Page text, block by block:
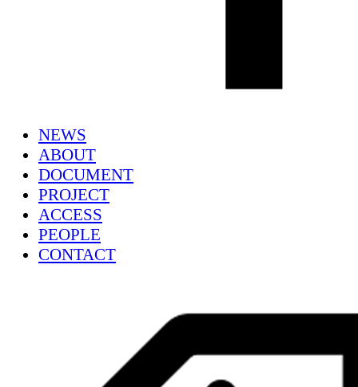
NEWS
ABOUT
DOCUMENT
PROJECT
ACCESS
PEOPLE
CONTACT